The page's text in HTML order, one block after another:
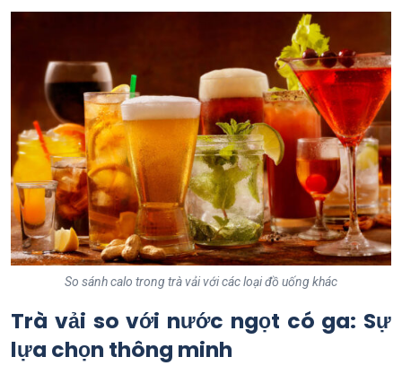
So sánh calo trong trà vải với các loại đồ uống khác
Trà vải so với nước ngọt có ga: Sự
lựa chọn thông minh